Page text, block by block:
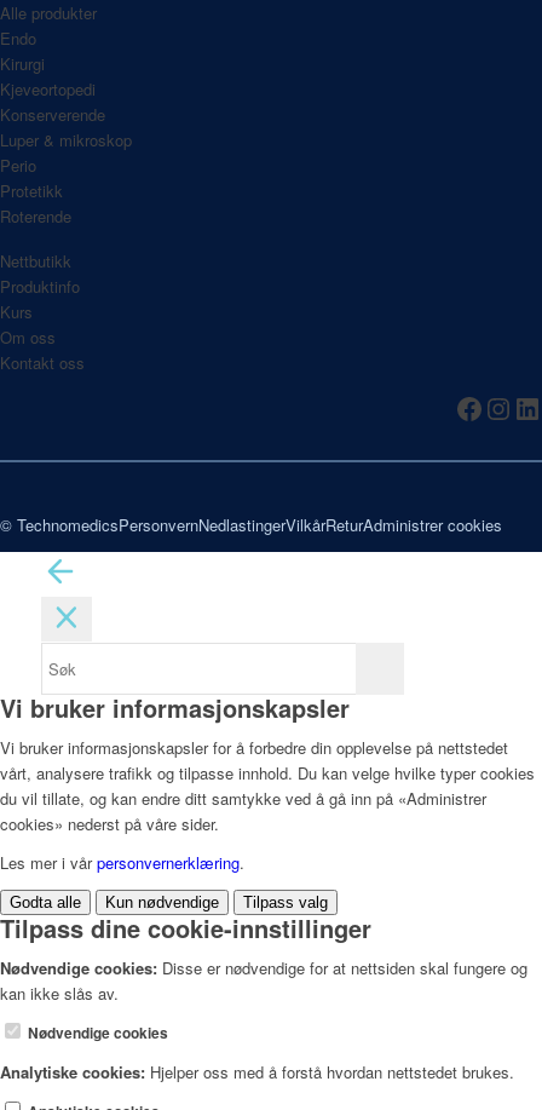
Alle produkter
Endo
Kirurgi
Kjeveortopedi
Konserverende
Luper & mikroskop
Perio
Protetikk
Roterende
Nettbutikk
Produktinfo
Kurs
Om oss
Kontakt oss
© TechnomedicsPersonvernNedlastingerVilkårReturAdministrer cookies
Vi bruker informasjonskapsler
Vi bruker informasjonskapsler for å forbedre din opplevelse på nettstedet
vårt, analysere trafikk og tilpasse innhold. Du kan velge hvilke typer cookies
du vil tillate, og kan endre ditt samtykke ved å gå inn på «Administrer
cookies» nederst på våre sider.
Les mer i vårpersonvernerklæring.
Godta alle Kun nødvendige Tilpass valg
Tilpass dine cookie-innstillinger
Nødvendige cookies: Disse er nødvendige for at nettsiden skal fungere og
kan ikke slås av.
Nødvendige cookies
Analytiske cookies: Hjelper oss med å forstå hvordan nettstedet brukes.